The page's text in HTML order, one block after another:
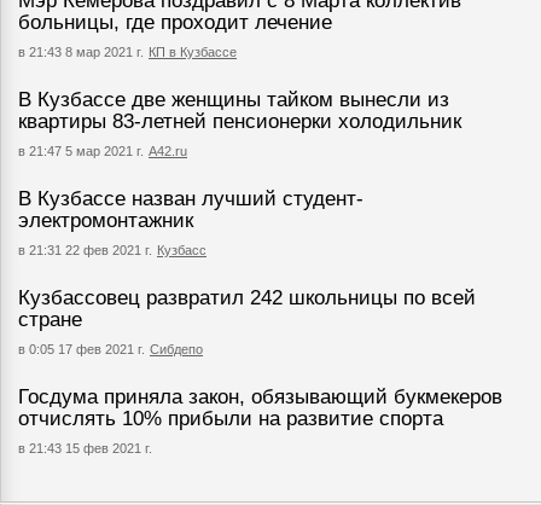
больницы, где проходит лечение
в 21:43 8 мар 2021 г. КП в Кузбассе
В Кузбассе две женщины тайком вынесли из
квартиры 83-летней пенсионерки холодильник
в 21:47 5 мар 2021 г. А42.ru
В Кузбассе назван лучший студент-
электромонтажник
в 21:31 22 фев 2021 г. Кузбасс
Кузбассовец развратил 242 школьницы по всей
стране
в 0:05 17 фев 2021 г. Сибдепо
Госдума приняла закон, обязывающий букмекеров
отчислять 10% прибыли на развитие спорта
в 21:43 15 фев 2021 г.